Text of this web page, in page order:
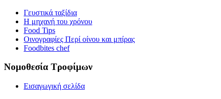
Γευστικά ταξίδια
Η μηχανή του χρόνου
Food Tips
Οινογραφίες Περί οίνου και μπίρας
Foodbites chef
Νομοθεσία Τροφίμων
Εισαγωγική σελίδα